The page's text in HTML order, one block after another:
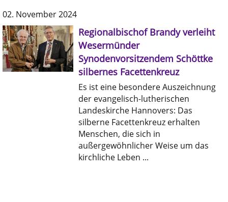
02. November 2024
Regionalbischof Brandy verleiht
Wesermünder
Synodenvorsitzendem Schöttke
silbernes Facettenkreuz
Es ist eine besondere Auszeichnung
der evangelisch-lutherischen
Landeskirche Hannovers: Das
silberne Facettenkreuz erhalten
Menschen, die sich in
außergewöhnlicher Weise um das
kirchliche Leben ...